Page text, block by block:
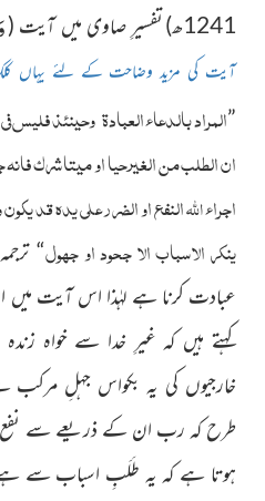
1241ھ)
تفسیرِ صاوی میں آیت (
آیت کی مزید وضاحت کے لئے یہاں
”المراد بالدعاء العبادۃوحینئذ فلیس
ان الطلب من الغیر حیا او میتا شرک
اجراءاللہالنفع او الضرر علی یدہ قد
ینکر الاسباب الا جحود او جھول“
عبادت کرنا ہے لہٰذا اس آیت میں
کہتے ہیں کہ غیرِ خدا سے خواہ
خارجیوں کی یہ بکواس جہلِ مرکب
طرح کہ رب ان کے ذریعے سے
ہوتا ہے کہ یہ طَلَبِ اسباب سے ہے